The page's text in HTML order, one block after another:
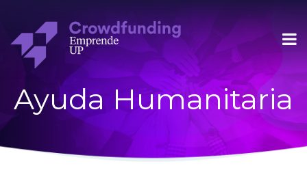
Ayuda Humanitaria